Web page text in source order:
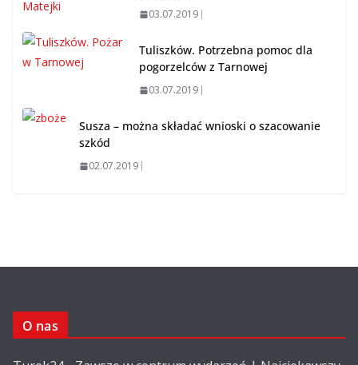
03.07.2019
Tuliszków. Potrzebna pomoc dla
pogorzelców z Tarnowej
03.07.2019
Susza – można składać wnioski o szacowanie
szkód
02.07.2019
O nas